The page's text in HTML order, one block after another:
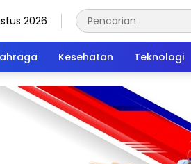
2026
Kesehatan Teknologi